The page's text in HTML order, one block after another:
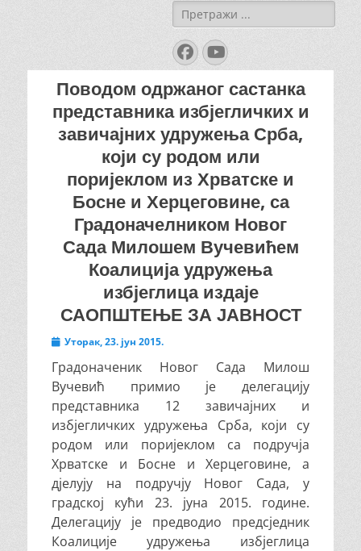
Search
for:
Facebook
YouTube
Поводом одржаног састанка
представника избјегличких и
завичајних удружења Срба,
који су родом или
поријеклом из Хрватске и
Босне и Херцеговине, са
Градоначелником Новог
Сада Милошем Вучевићем
Коалиција удружења
избјеглица издаје
САОПШТЕЊЕ ЗА ЈАВНОСТ
Posted
Уторак, 23. јун 2015.
Градоначеник Новог Сада Милош
Вучевић примио је делегацију
представника 12 завичајних и
избјегличких удружења Срба, који су
родом или поријеклом са подручја
Хрватске и Босне и Херцеговине, а
дјелују на подручју Новог Сада, у
градској кући 23. јуна 2015. године.
Делегацију је предводио предсједник
Коалиције удружења избјеглица